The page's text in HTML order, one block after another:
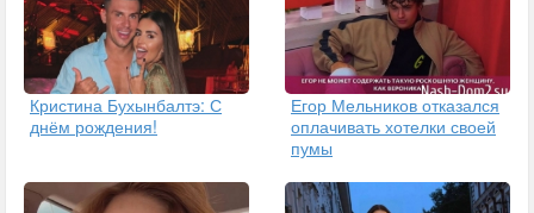
Кристина Бухынбалтэ: С
днём рождения!
Егор Мельников отказался
оплачивать хотелки своей
пумы